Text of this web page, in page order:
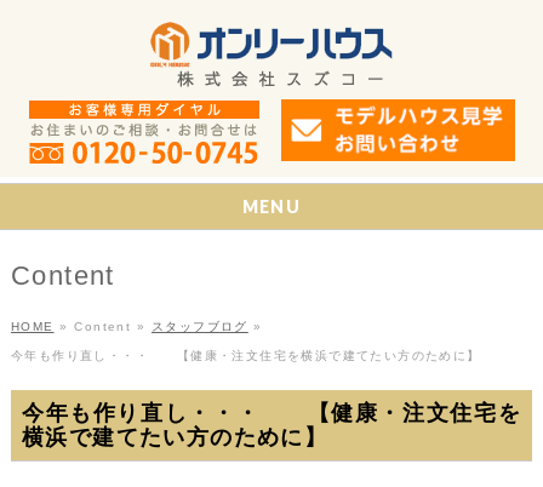
MENU
Content
HOME » Content » スタッフブログ »
今年も作り直し・・・ 【健康・注文住宅を横浜で建てたい方のために】
今年も作り直し・・・ 【健康・注文住宅を
横浜で建てたい方のために】